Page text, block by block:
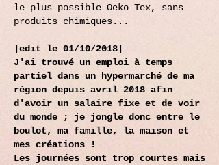
le plus possible Oeko Tex, sans
produits chimiques...
|edit le 01/10/2018|
J'ai trouvé un emploi à temps
partiel dans un hypermarché de ma
région depuis avril 2018 afin
d'avoir un salaire fixe et de voir
du monde ; je jongle donc entre le
boulot, ma famille, la maison et
mes créations !
Les journées sont trop courtes mais